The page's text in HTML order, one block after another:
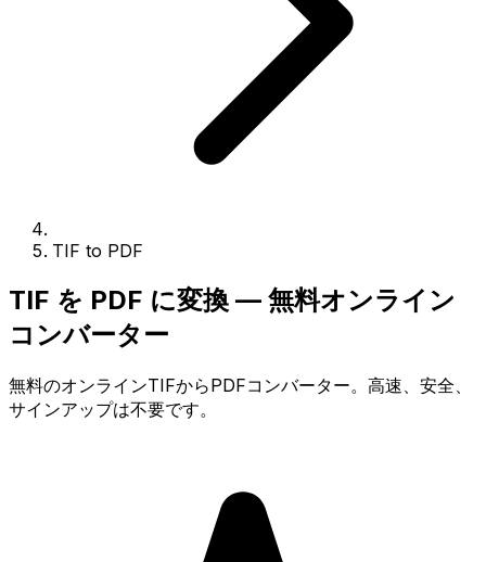
TIF to PDF
TIF を PDF に変換 — 無料オンライン
コンバーター
無料のオンラインTIFからPDFコンバーター。高速、安全、
サインアップは不要です。